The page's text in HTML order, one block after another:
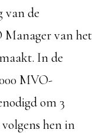
van de
Manager van het
In de
MVO-
om 3
hen in